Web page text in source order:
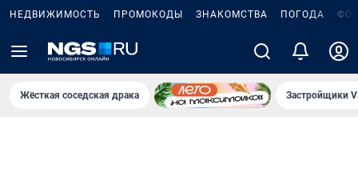
НЕДВИЖИМОСТЬ ПРОМОКОДЫ ЗНАКОМСТВА ПОГОДА
Жёсткая соседская драка Застройщики